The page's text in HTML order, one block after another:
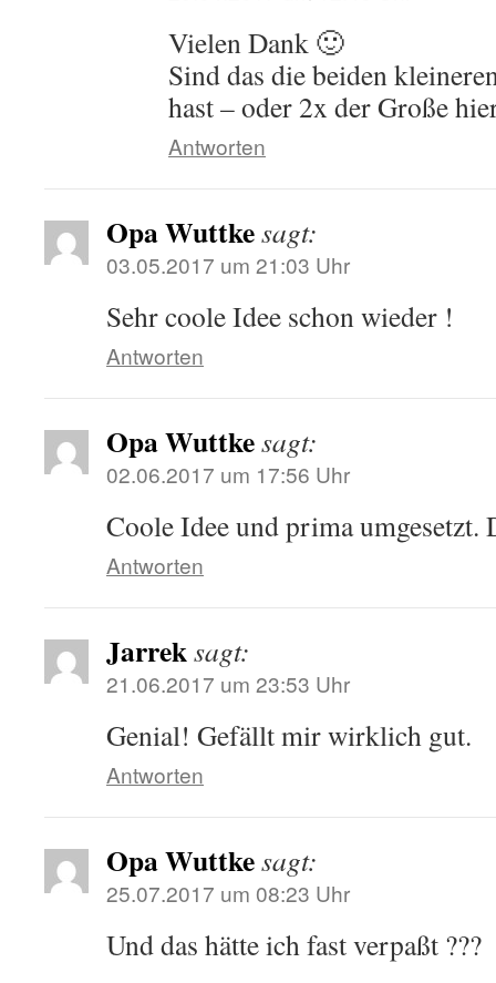
Vielen Dank 🙂
Sind das die beiden
hast – oder 2x der Große
Antworten
Opa Wuttkesagt:
03.05.2017 um 21:03 Uhr
Sehr coole Idee schon wieder !
Antworten
Opa Wuttkesagt:
02.06.2017 um 17:56 Uhr
Coole Idee und prima umgesetzt.
Antworten
Jarreksagt:
21.06.2017 um 23:53 Uhr
Genial! Gefällt mir wirklich gut.
Antworten
Opa Wuttkesagt:
25.07.2017 um 08:23 Uhr
Und das hätte ich fast verpaßt ???